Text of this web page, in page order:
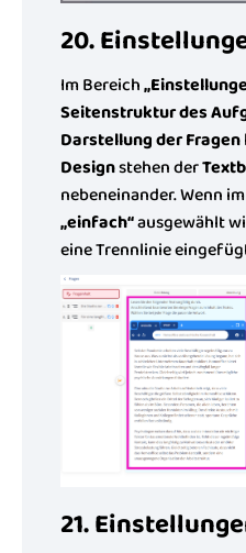
20.
Im Bereich
Seitenstruktur des
Darstellung der Fragen
Designstehen der
nebeneinander. Wenn
„einfach“ausgewählt
eine Trennlinie
21.